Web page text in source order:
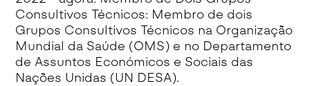
Consultivos Técnicos: Membro de dois
Grupos Consultivos Técnicos na Organização
Mundial da Saúde (OMS) e no Departamento
de Assuntos Económicos e Sociais das
Nações Unidas (UN DESA).